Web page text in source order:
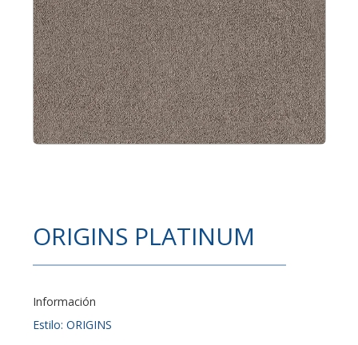
ORIGINS PLATINUM
Información
Estilo: ORIGINS